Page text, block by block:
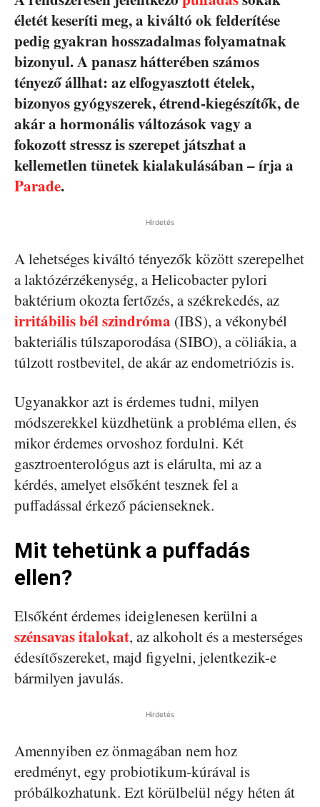
életét keseríti meg, a kiváltó ok felderítése
pedig gyakran hosszadalmas folyamatnak
bizonyul. A panasz hátterében számos
tényező állhat: az elfogyasztott ételek,
bizonyos gyógyszerek, étrend-kiegészítők, de
akár a hormonális változások vagy a
fokozott stressz is szerepet játszhat a
kellemetlen tünetek kialakulásában – írja a
Parade.
Hirdetés
A lehetséges kiváltó tényezők között szerepelhet
a laktózérzékenység, a Helicobacter pylori
baktérium okozta fertőzés, a székrekedés, az
irritábilis bél szindróma (IBS), a vékonybél
bakteriális túlszaporodása (SIBO), a cöliákia, a
túlzott rostbevitel, de akár az endometriózis is.
Ugyanakkor azt is érdemes tudni, milyen
módszerekkel küzdhetünk a probléma ellen, és
mikor érdemes orvoshoz fordulni. Két
gasztroenterológus azt is elárulta, mi az a
kérdés, amelyet elsőként tesznek fel a
puffadással érkező pácienseknek.
Mit tehetünk a puffadás
ellen?
Elsőként érdemes ideiglenesen kerülni a
szénsavas italokat, az alkoholt és a mesterséges
édesítőszereket, majd figyelni, jelentkezik-e
bármilyen javulás.
Hirdetés
Amennyiben ez önmagában nem hoz
eredményt, egy probiotikum-kúrával is
próbálkozhatunk. Ezt körülbelül négy héten át